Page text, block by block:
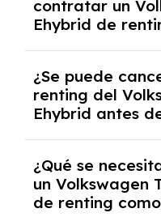
todo riesgo sin
las cuotas
contratar un
Ehybrid de
tendrás que pagar
salvo en casos que
debido al
económica.
¿Se puede
renting del
Ehybrid antes
pero puede haber
cancelación
las condiciones
¿Qué se
un Volkswagen
de renting